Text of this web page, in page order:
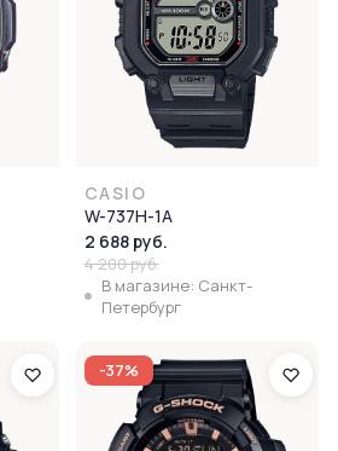
CASIO
W-737H-1A
2 688 руб.
4 200 руб.
В магазине: Санкт-
Петербург
-37%